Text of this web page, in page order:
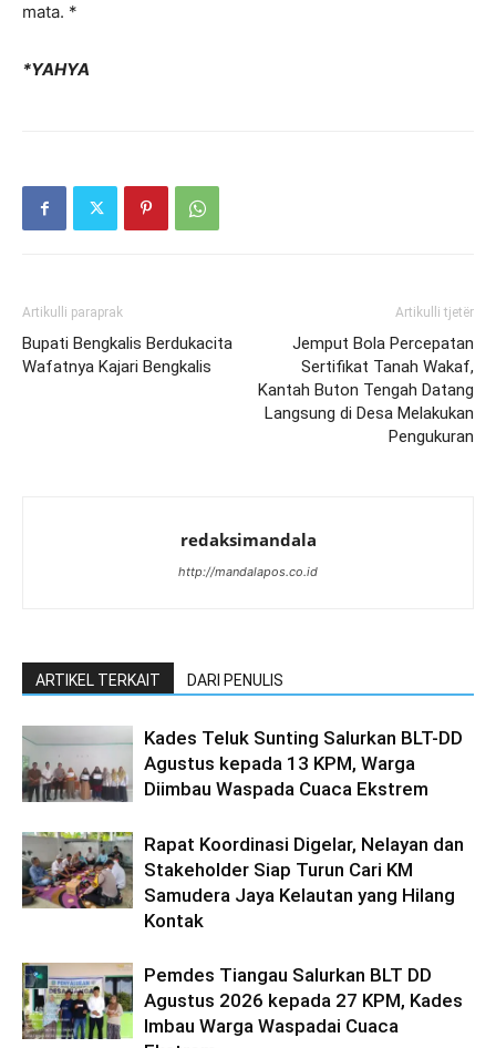
mata. *
*YAHYA
Artikulli paraprak
Bupati Bengkalis Berdukacita
Wafatnya Kajari Bengkalis
Artikulli tjetër
Jemput Bola Percepatan
Sertifikat Tanah Wakaf,
Kantah Buton Tengah Datang
Langsung di Desa Melakukan
Pengukuran
redaksimandala
http://mandalapos.co.id
ARTIKEL TERKAIT DARI PENULIS
Kades Teluk Sunting Salurkan BLT-DD
Agustus kepada 13 KPM, Warga
Diimbau Waspada Cuaca Ekstrem
Rapat Koordinasi Digelar, Nelayan dan
Stakeholder Siap Turun Cari KM
Samudera Jaya Kelautan yang Hilang
Kontak
Pemdes Tiangau Salurkan BLT DD
Agustus 2026 kepada 27 KPM, Kades
Imbau Warga Waspadai Cuaca